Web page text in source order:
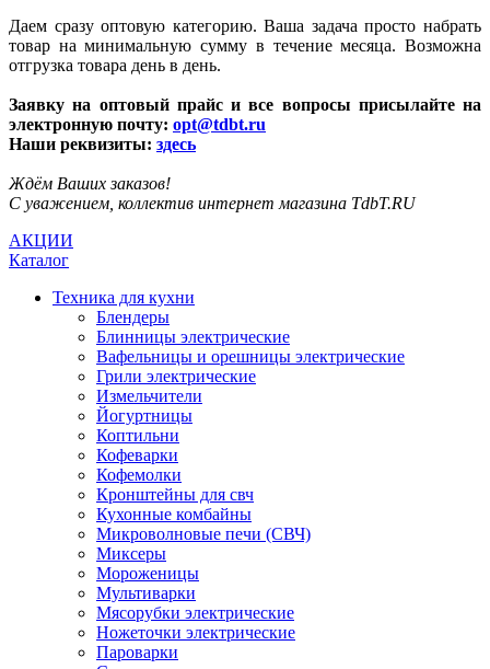
Даем сразу оптовую категорию. Ваша задача просто набрать
товар на минимальную сумму в течение месяца. Возможна
отгрузка товара день в день.
Заявку на оптовый прайс и все вопросы присылайте на
электронную почту: opt@tdbt.ru
Наши реквизиты: здесь
Ждём Ваших заказов!
С уважением, коллектив интернет магазина TdbT.RU
АКЦИИ
Каталог
Техника для кухни
Блендеры
Блинницы электрические
Вафельницы и орешницы электрические
Грили электрические
Измельчители
Йогуртницы
Коптильни
Кофеварки
Кофемолки
Кронштейны для свч
Кухонные комбайны
Микроволновые печи (СВЧ)
Миксеры
Мороженицы
Мультиварки
Мясорубки электрические
Ножеточки электрические
Пароварки